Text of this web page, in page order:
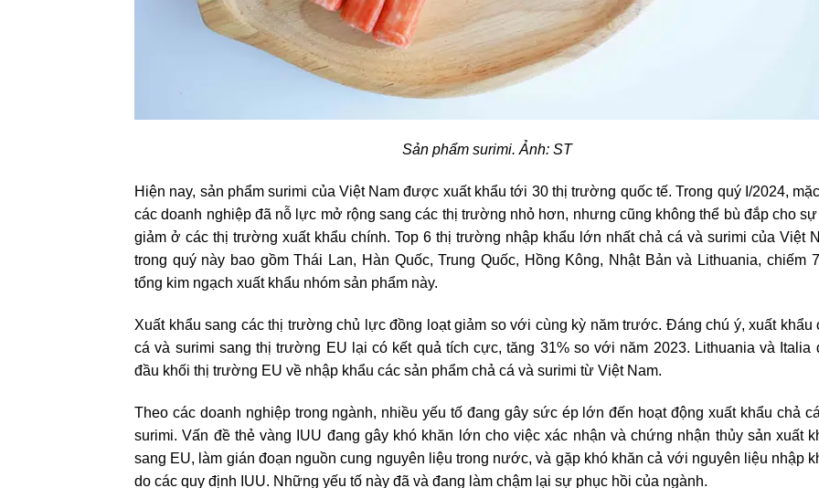
Sản phẩm surimi. Ảnh: ST
Hiện nay, sản phẩm surimi của Việt Nam được xuất khẩu tới 30 thị trường quốc tế. Trong quý I/2024,
các doanh nghiệp đã nỗ lực mở rộng sang các thị trường nhỏ hơn, nhưng cũng không thể bù đắp cho
giảm ở các thị trường xuất khẩu chính. Top 6 thị trường nhập khẩu lớn nhất chả cá và surimi của Việt
trong quý này bao gồm Thái Lan, Hàn Quốc, Trung Quốc, Hồng Kông, Nhật Bản và Lithuania, chiếm
tổng kim ngạch xuất khẩu nhóm sản phẩm này.
Xuất khẩu sang các thị trường chủ lực đồng loạt giảm so với cùng kỳ năm trước. Đáng chú ý, xuất khẩu
cá và surimi sang thị trường EU lại có kết quả tích cực, tăng 31% so với năm 2023. Lithuania và Italia
đầu khối thị trường EU về nhập khẩu các sản phẩm chả cá và surimi từ Việt Nam.
Theo các doanh nghiệp trong ngành, nhiều yếu tố đang gây sức ép lớn đến hoạt động xuất khẩu chả
surimi. Vấn đề thẻ vàng IUU đang gây khó khăn lớn cho việc xác nhận và chứng nhận thủy sản xuất
sang EU, làm gián đoạn nguồn cung nguyên liệu trong nước, và gặp khó khăn cả với nguyên liệu nhập
do các quy định IUU. Những yếu tố này đã và đang làm chậm lại sự phục hồi của ngành.